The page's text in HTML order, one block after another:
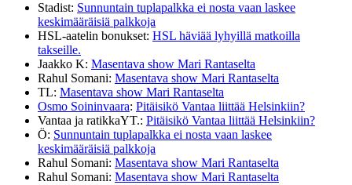
Stadist: Sunnuntain tuplapalkka ei nosta vaan laskee
keskimääräisiä palkkoja
HSL-aatelin bonukset: HSL häviää lyhyillä matkoilla
takseille.
Jaakko K: Masentava show Mari Rantaselta
Rahul Somani: Masentava show Mari Rantaselta
TL: Masentava show Mari Rantaselta
Osmo Soininvaara: Pitäisikö Vantaa liittää Helsinkiin?
Vantaa ja ratikkaYT.: Pitäisikö Vantaa liittää Helsinkiin?
Ö: Sunnuntain tuplapalkka ei nosta vaan laskee
keskimääräisiä palkkoja
Rahul Somani: Masentava show Mari Rantaselta
Rahul Somani: Masentava show Mari Rantaselta